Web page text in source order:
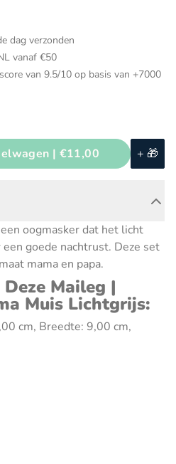
dag verzonden
vanaf €50
van 9.5/10 op basis van +7000
voeg toe aan winkelwagen | €11,00 + 🎁
oogmasker dat het licht
goede nachtrust. Deze set
mama en papa.
Maileg |
Muis Lichtgrijs:
cm, Breedte: 9,00 cm,